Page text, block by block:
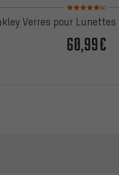
Note moyenne : 5
(4)
Verres pour Lunettes
60,99€